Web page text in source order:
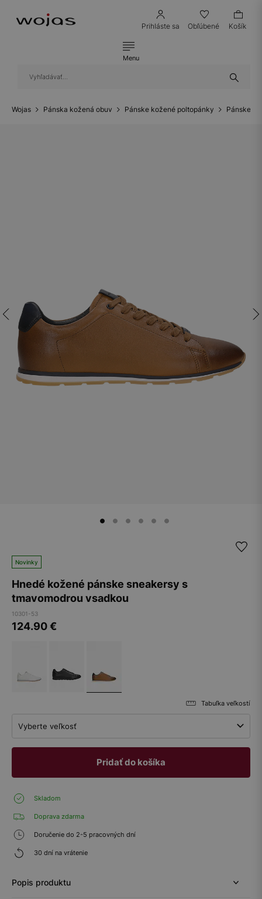
Prihláste sa Obľúbené Košík
Menu
Wojas Pánska kožená obuv Pánske kožené poltopánky Pánske
Novinky
Hnedé kožené pánske sneakersy s
tmavomodrou vsadkou
10301-53
124.90€
Tabuľka veľkostí
Vyberte veľkosť
Pridať do košíka
Skladom
Doprava zdarma
Doručenie do 2-5 pracovných dní
30 dní na vrátenie
Popis produktu